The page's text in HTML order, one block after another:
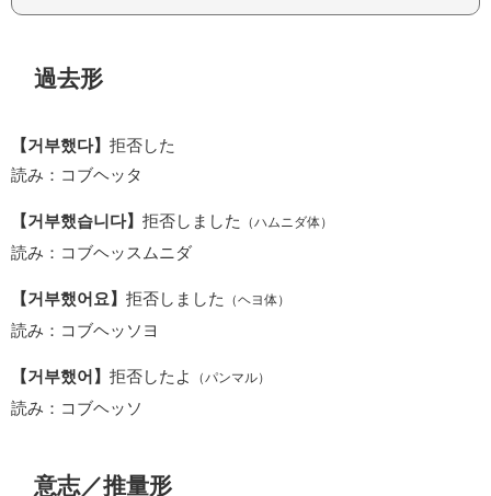
過去形
【거부했다】 拒否した
読み：コブヘッタ
【거부했습니다】 拒否しました （ハムニダ体）
読み：コブヘッスムニダ
【거부했어요】 拒否しました （ヘヨ体）
読み：コブヘッソヨ
【거부했어】 拒否したよ （パンマル）
読み：コブヘッソ
意志／推量形